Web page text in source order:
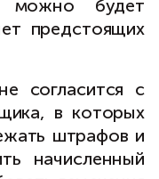
можно будет
предстоящих
согласится с
в которых
штрафов и
начисленный